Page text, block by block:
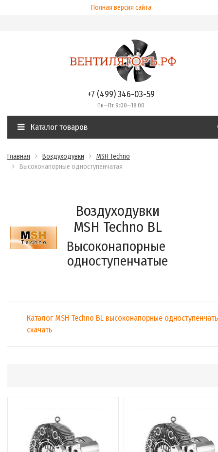
Полная версия сайта
+7 (499) 346-03-59
Пн—Пт 9:00—18:00
Каталог товаров
Главная Воздуходувки
MSH Techno
Высоконапорные одноcтупенчатая
Воздуходувки
MSH Techno BL
Высоконапорные
одноcтупенчатые
Каталог MSH Techno BL высоконапорные
скачать